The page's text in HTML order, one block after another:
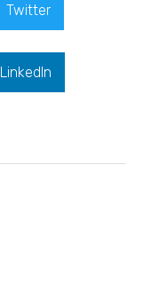
Twitter
LinkedIn